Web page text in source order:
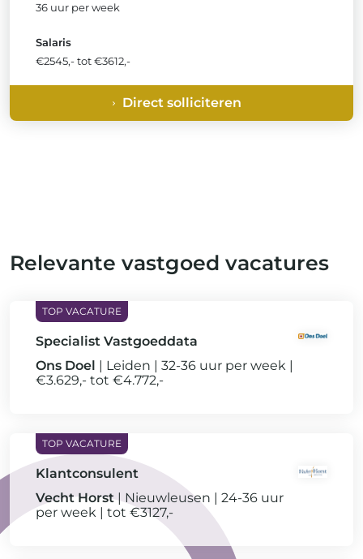
36 uur per week
Salaris
€2545,- tot €3612,-
Direct solliciteren
Relevante vastgoed vacatures
Specialist Vastgoeddata
Ons Doel
Leiden
32-36 uur per week
€3.629,- tot €4.772,-
Klantconsulent
Vecht Horst Nieuwleusen
24-36 uur
per week
tot €3127,-